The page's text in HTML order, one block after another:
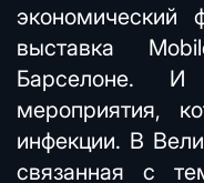
выставка
Барселоне.
мероприятия,
инфекции. В
связанная с